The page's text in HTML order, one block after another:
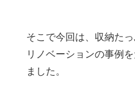
そこで今回は、収納た
リノベーションの事例
ました。